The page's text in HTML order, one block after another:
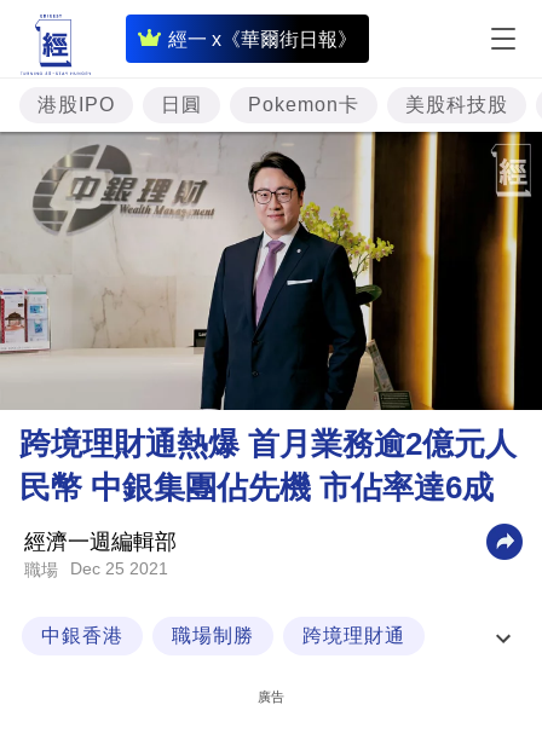
經一 x《華爾街日報》
即
時
財
經
專
題
理
財
商
業
科
港股IPO 日圓 Pokemon卡 美股科技股
跨境理財通熱爆 首月業務逾2億元人
民幣 中銀集團佔先機 市佔率達6成
經濟一週編輯部
職場 Dec 25 2021
中銀香港 職場制勝 跨境理財通
廣告